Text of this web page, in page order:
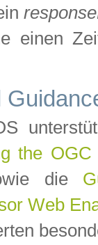
einen
the
die
Web